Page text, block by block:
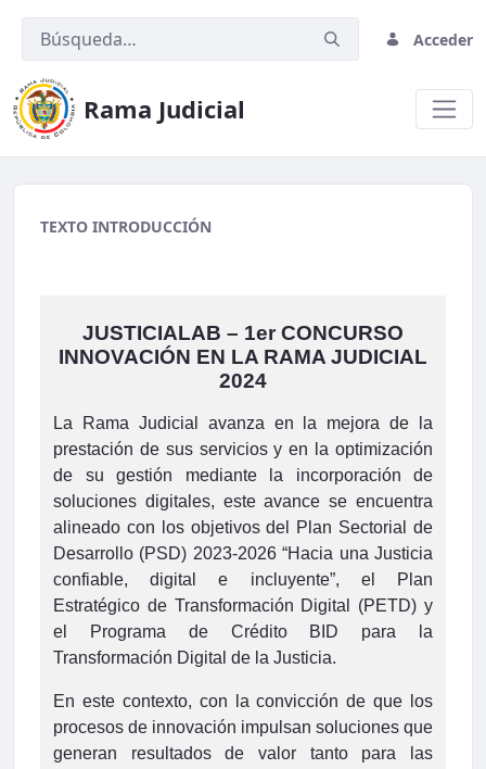
Acceder
Rama Judicial
8. Novedades.png
TEXTO INTRODUCCIÓN
JUSTICIALAB – 1er CONCURSO
INNOVACIÓN EN LA RAMA JUDICIAL
2024
La Rama Judicial avanza en la mejora de la
prestación de sus servicios y en la optimización
de su gestión mediante la incorporación de
soluciones digitales, este avance se encuentra
alineado con los objetivos del Plan Sectorial de
Desarrollo (PSD) 2023-2026 “Hacia una Justicia
confiable, digital e incluyente”, el Plan
Estratégico de Transformación Digital (PETD) y
el Programa de Crédito BID para la
Transformación Digital de la Justicia.
En este contexto, con la convicción de que los
procesos de innovación impulsan soluciones que
generan resultados de valor tanto para las